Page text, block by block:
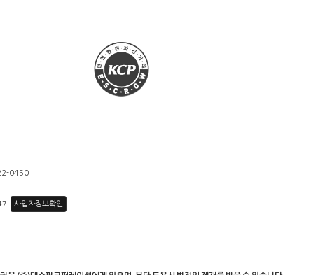
0450
사업자정보확인